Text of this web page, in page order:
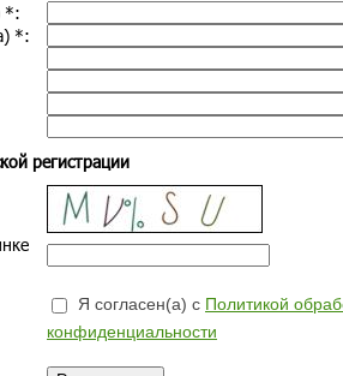
*:
*:
регистрации
Я согласен(а) с Политикой
конфиденциальности